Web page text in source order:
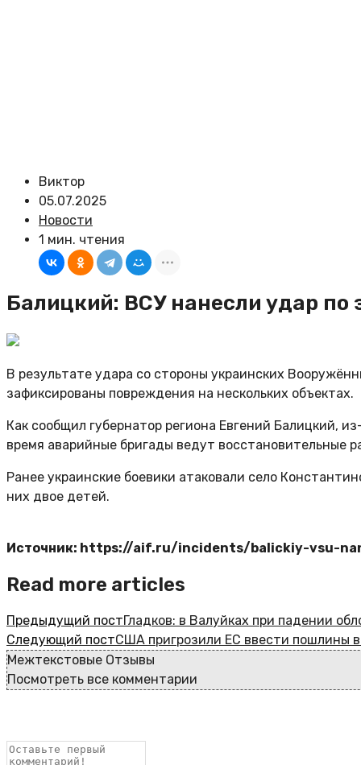
Виктор
05.07.2025
Новости
1 мин. чтения
Балицкий: ВСУ нанесли удар по
В результате удара со стороны украинских
зафиксированы повреждения на нескольких объектах.
Как сообщил губернатор региона Евгений Балицкий,
время аварийные бригады ведут восстановительные
Ранее украинские боевики атаковали село
них двое детей.
Источник: https://aif.ru/incidents/balickiy-vsu-
Read more articles
Предыдущий постГладков: в Валуйках при падении
Следующий постСША пригрозили ЕС ввести пошлины
Межтекстовые Отзывы
Посмотреть все комментарии